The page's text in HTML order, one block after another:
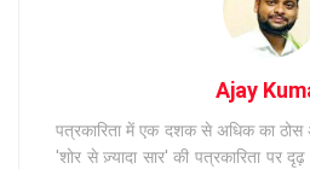
Ajay
पत्रकारिता में एक दशक से अधिक का
'शोर से ज़्यादा सार' की पत्रकारिता पर